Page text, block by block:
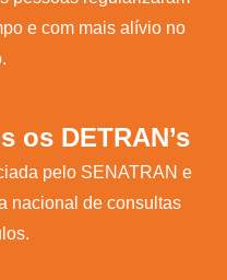
e com mais alívio no
os DETRAN’s
pelo SENATRAN e
nacional de consultas